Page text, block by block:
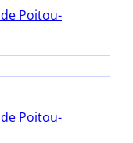
Poitou-
Poitou-